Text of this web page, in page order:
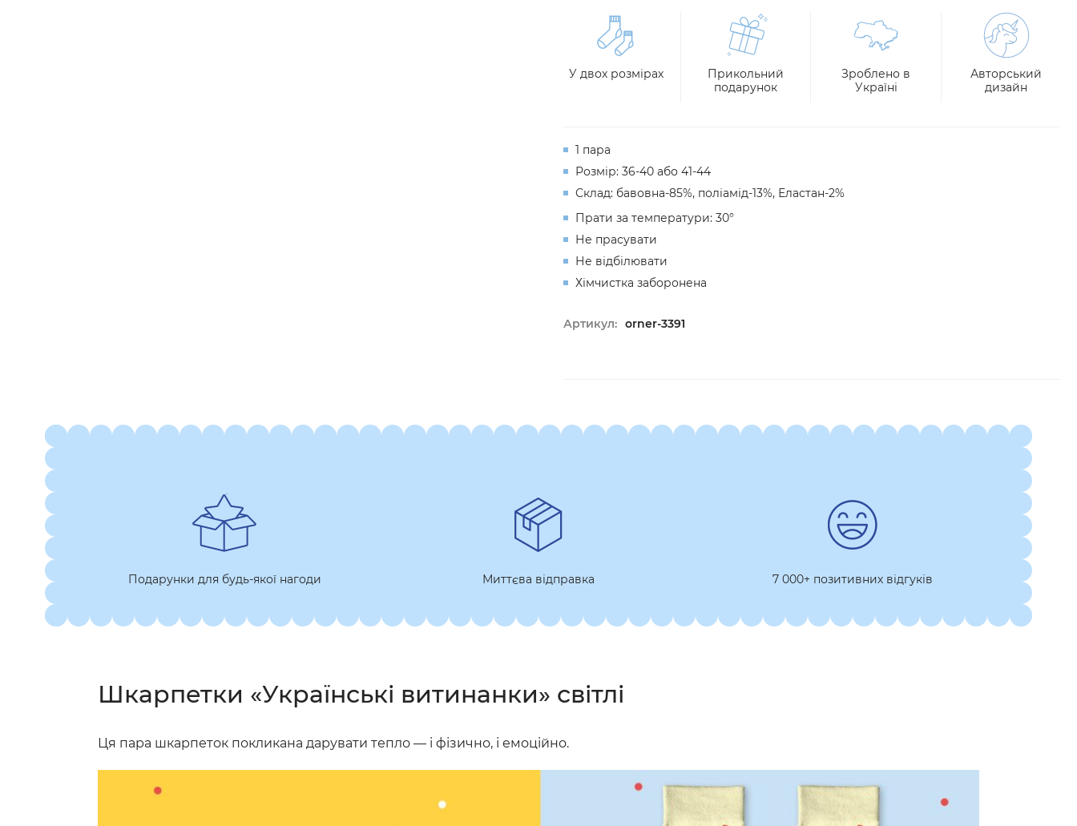
У двох розмірах
Прикольний
подарунок
Зроблено в
Україні
Авторський
дизайн
1 пара
Розмір: 36-40 або 41-44
Склад: бавовна-85%, поліамід-13%, Еластан-2%
Прати за температури: 30°
Не прасувати
Не відбілювати
Хімчистка заборонена
Артикул: orner-3391
Подарунки для будь-якої нагоди Миттєва відправка 7 000+ позитивних відгуків
Шкарпетки «Українські витинанки» світлі
Ця пара шкарпеток покликана дарувати тепло — і фізично, і емоційно.